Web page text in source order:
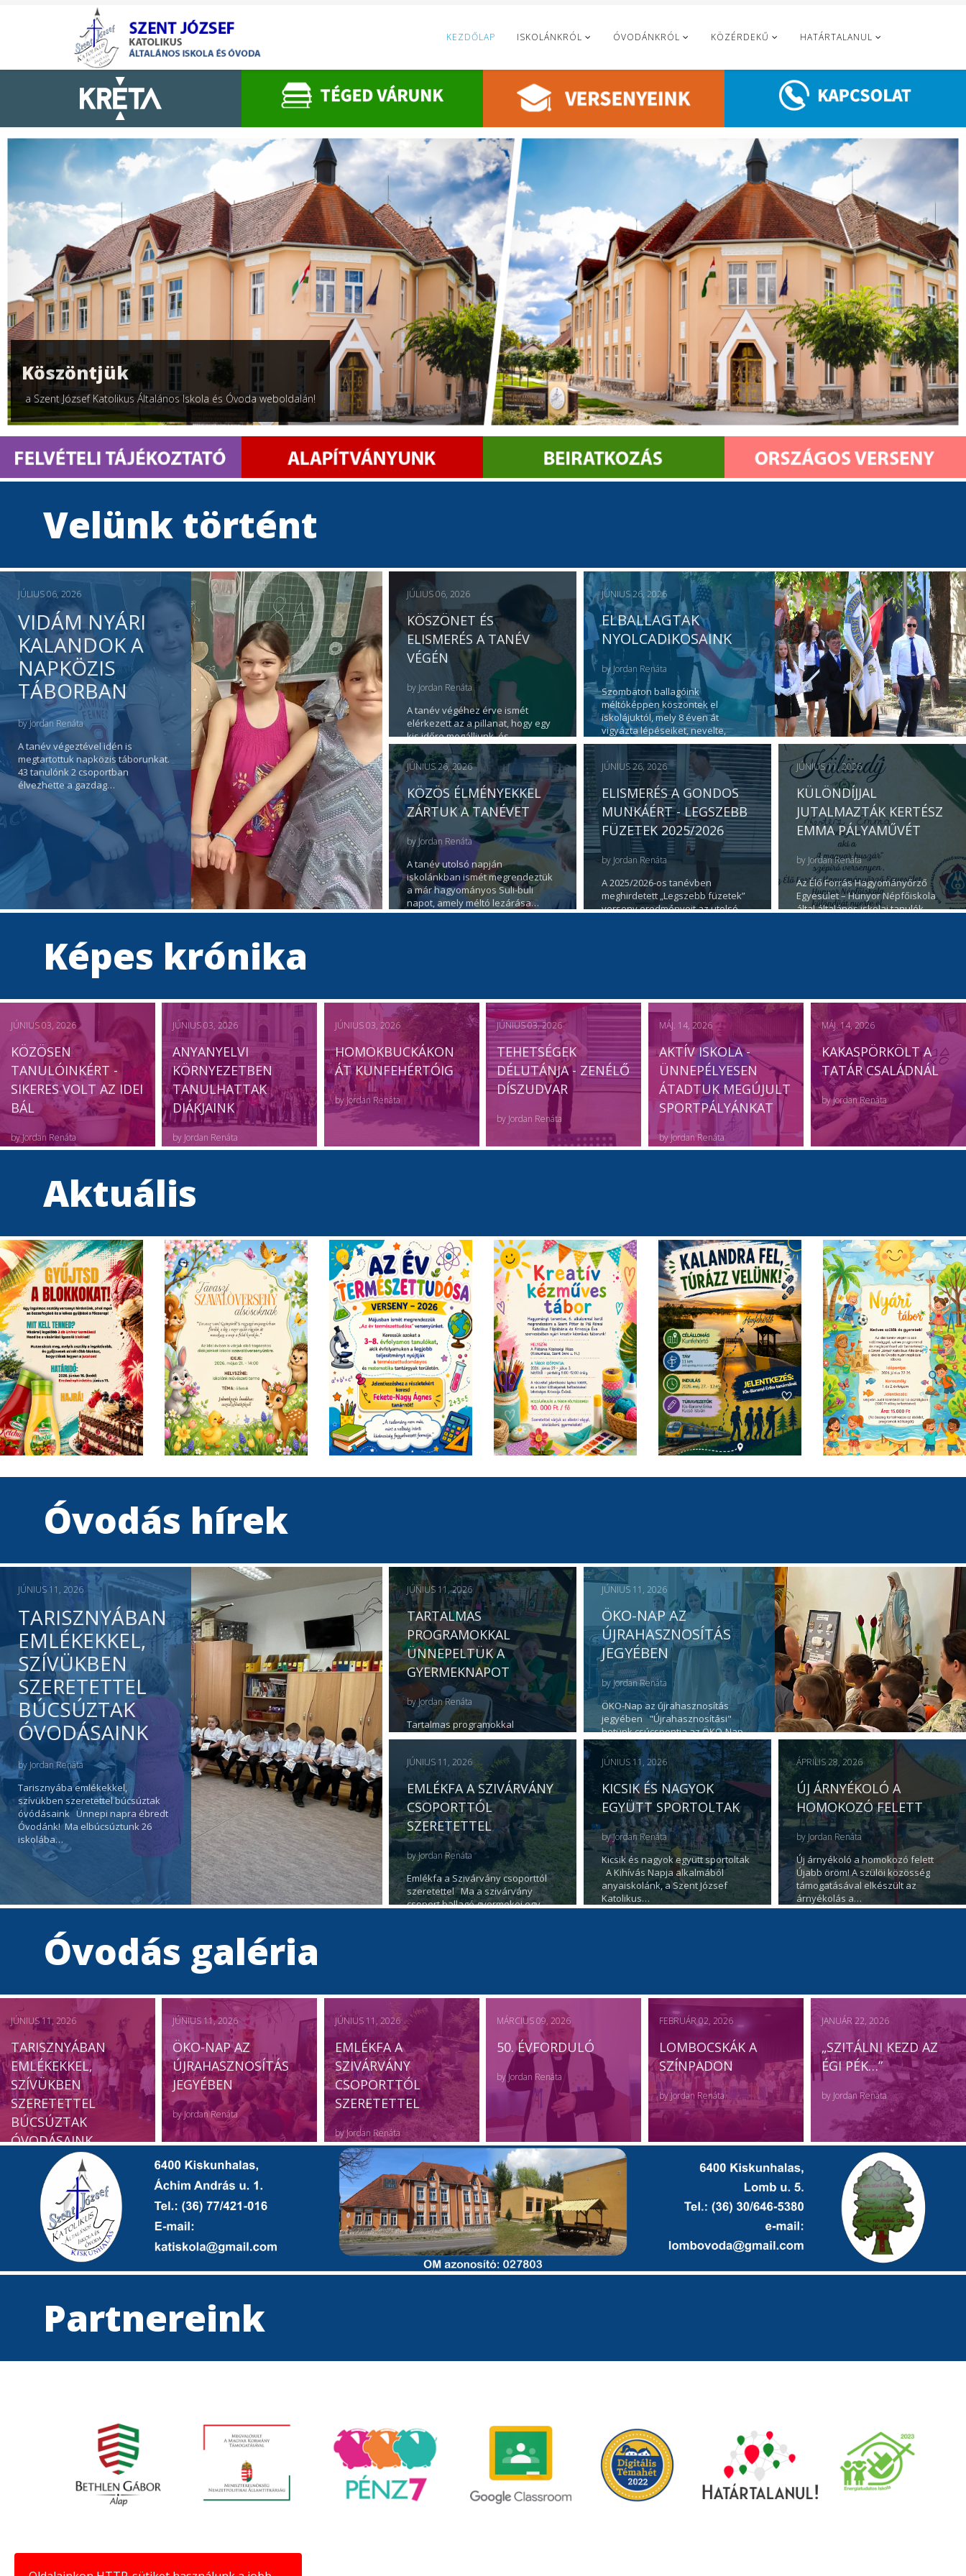
KEZDŐLAP ISKOLÁNKRÓL ÓVODÁNKRÓL KÖZÉRDEKŰ HATÁRTALANUL
Köszöntjük
a Szent József Katolikus Általános Iskola és Óvoda weboldalán!
Velünk történt
JÚLIUS 06, 2026
VIDÁM NYÁRI
KALANDOK A
NAPKÖZIS
TÁBORBAN
byJordan Renáta
A tanév végeztével idén is
megtartottuk napközis táborunkat.
43 tanulónk 2 csoportban
élvezhette a gazdag…
JÚLIUS 06, 2026
KÖSZÖNET ÉS
ELISMERÉS A TANÉV
VÉGÉN
by Jordan Renáta
A tanév végéhez érve ismét
elérkezett az a pillanat, hogy egy
kis időre megálljunk, és…
JÚNIUS 26, 2026
ELBALLAGTAK
NYOLCADIKOSAINK
by Jordan Renáta
Szombaton ballagóink
méltóképpen köszöntek el
iskolájuktól, mely 8 éven át
vigyázta lépéseiket, nevelte,
oktatta őket.…
JÚNIUS 26, 2026
KÖZÖS ÉLMÉNYEKKEL
ZÁRTUK A TANÉVET
byJordan Renáta
A tanév utolsó napján
iskolánkban ismét megrendeztük
a már hagyományos Suli-buli
napot, amely méltó lezárása…
JÚNIUS 26, 2026
ELISMERÉS A GONDOS
MUNKÁÉRT - LEGSZEBB
FÜZETEK 2025/2026
by Jordan Renáta
A 2025/2026-os tanévben
meghirdetett „Legszebb füzetek”
verseny eredményeit az utolsó
JÚNIUS 11, 2026
KÜLÖNDÍJJAL
JUTALMAZTÁK KERTÉSZ
EMMA PÁLYAMŰVÉT
by Jordan Renáta
Az Élő Forrás Hagyományőrző
Egyesület – Hunyor Népfőiskola
által általános iskolai tanulók
Képes krónika
JÚNIUS 03, 2026
KÖZÖSEN
TANULÓINKÉRT -
SIKERES VOLT AZ IDEI
BÁL
byJordan Renáta
JÚNIUS 03, 2026
ANYANYELVI
KÖRNYEZETBEN
TANULHATTAK
DIÁKJAINK
by Jordan Renáta
JÚNIUS 03, 2026
HOMOKBUCKÁKON
ÁT KUNFEHÉRTÓIG
by Jordan Renáta
JÚNIUS 03, 2026
TEHETSÉGEK
DÉLUTÁNJA - ZENÉLŐ
DÍSZUDVAR
by Jordan Renáta
MÁJ. 14, 2026
AKTÍV ISKOLA -
ÜNNEPÉLYESEN
ÁTADTUK MEGÚJULT
SPORTPÁLYÁNKAT
byJordan Renáta
MÁJ. 14, 2026
KAKASPÖRKÖLT A
TATÁR CSALÁDNÁL
byJordan Renáta
Aktuális
Óvodás hírek
JÚNIUS 11, 2026
TARISZNYÁBAN
EMLÉKEKKEL,
SZÍVÜKBEN
SZERETETTEL
BÚCSÚZTAK
ÓVODÁSAINK
by Jordan Renáta
Tarisznyába emlékekkel,
szívükben szeretettel búcsúztak
óvódásaink Ünnepi napra ébredt
Óvodánk! Ma elbúcsúztunk 26
iskolába…
JÚNIUS 11, 2026
TARTALMAS
PROGRAMOKKAL
ÜNNEPELTÜK A
GYERMEKNAPOT
byJordan Renáta
Tartalmas programokkal
ünnepeltük a Gyermeknapot
Igazán tartalmas volt a mai
Gyermeknap intézményünkben! 8
állomáson…
JÚNIUS 11, 2026
ÖKO-NAP AZ
ÚJRAHASZNOSÍTÁS
JEGYÉBEN
by Jordan Renáta
ÖKO-Nap az újrahasznosítás
jegyében "Újrahasznosítási"
hetünk csúcspontja az ÖKO-Nap
volt. Ezen a napon kerültek…
JÚNIUS 11, 2026
EMLÉKFA A SZIVÁRVÁNY
CSOPORTTÓL
SZERETETTEL
byJordan Renáta
Emlékfa a Szivárvány csoporttól
szeretettel Ma a szivárvány
csoport ballagó gyermekei egy
JÚNIUS 11, 2026
KICSIK ÉS NAGYOK
EGYÜTT SPORTOLTAK
byJordan Renáta
Kicsik és nagyok együtt sportoltak
A Kihívás Napja alkalmából
anyaiskolánk, a Szent József
Katolikus…
ÁPRILIS 28, 2026
ÚJ ÁRNYÉKOLÓ A
HOMOKOZÓ FELETT
by Jordan Renáta
Új árnyékoló a homokozó felett
Újabb öröm! A szülöi közösség
támogatásával elkészült az
árnyékolás a…
Óvodás galéria
JÚNIUS 11, 2026
TARISZNYÁBAN
EMLÉKEKKEL,
SZÍVÜKBEN
SZERETETTEL
BÚCSÚZTAK
ÓVODÁSAINK
Jordan Renáta
JÚNIUS 11, 2026
ÖKO-NAP AZ
ÚJRAHASZNOSÍTÁS
JEGYÉBEN
byJordan Renáta
JÚNIUS 11, 2026
EMLÉKFA A
SZIVÁRVÁNY
CSOPORTTÓL
SZERETETTEL
byJordan Renáta
MÁRCIUS 09, 2026
50. ÉVFORDULÓ
byJordan Renáta
FEBRUÁR 02, 2026
LOMBOCSKÁK A
SZÍNPADON
byJordan Renáta
JANUÁR 22, 2026
„SZITÁLNI KEZD AZ
ÉGI PÉK…”
by Jordan Renáta
Partnereink